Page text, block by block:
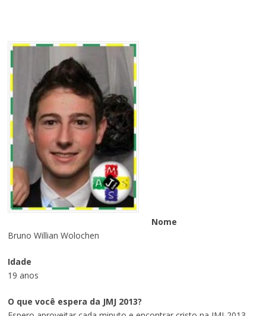
Nome
Bruno Willian Wolochen
Idade
19 anos
O que você espera da JMJ 2013?